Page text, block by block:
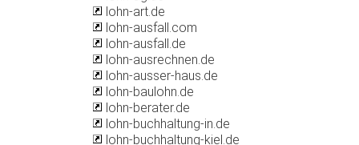
lohn-art.de
lohn-ausfall.com
lohn-ausfall.de
lohn-ausrechnen.de
lohn-ausser-haus.de
lohn-baulohn.de
lohn-berater.de
lohn-buchhaltung-in.de
lohn-buchhaltung-kiel.de